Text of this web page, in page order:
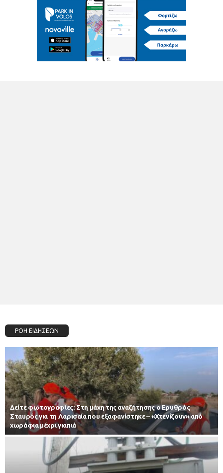
ΡΟΗ ΕΙΔΗΣΕΩΝ
Δείτε φωτογραφίες: Στη μάχη της αναζήτησης ο Ερυθρός
Σταυρός για τη Λαρισαία που εξαφανίστηκε – «Χτενίζουν» από
χωράφια μέχρι γιαπιά